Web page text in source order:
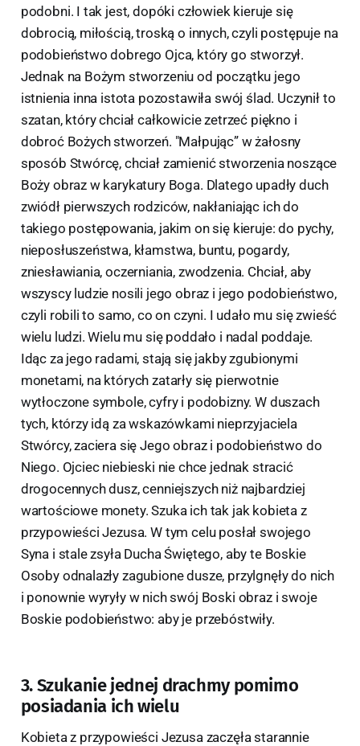
podobni. I tak jest, dopóki człowiek kieruje się
dobrocią, miłością, troską o innych, czyli postępuje na
podobieństwo dobrego Ojca, który go stworzył.
Jednak na Bożym stworzeniu od początku jego
istnienia inna istota pozostawiła swój ślad. Uczynił to
szatan, który chciał całkowicie zetrzeć piękno i
dobroć Bożych stworzeń. "Małpując” w żałosny
sposób Stwórcę, chciał zamienić stworzenia noszące
Boży obraz w karykatury Boga. Dlatego upadły duch
zwiódł pierwszych rodziców, nakłaniając ich do
takiego postępowania, jakim on się kieruje: do pychy,
nieposłuszeństwa, kłamstwa, buntu, pogardy,
zniesławiania, oczerniania, zwodzenia. Chciał, aby
wszyscy ludzie nosili jego obraz i jego podobieństwo,
czyli robili to samo, co on czyni. I udało mu się zwieść
wielu ludzi. Wielu mu się poddało i nadal poddaje.
Idąc za jego radami, stają się jakby zgubionymi
monetami, na których zatarły się pierwotnie
wytłoczone symbole, cyfry i podobizny. W duszach
tych, którzy idą za wskazówkami nieprzyjaciela
Stwórcy, zaciera się Jego obraz i podobieństwo do
Niego. Ojciec niebieski nie chce jednak stracić
drogocennych dusz, cenniejszych niż najbardziej
wartościowe monety. Szuka ich tak jak kobieta z
przypowieści Jezusa. W tym celu posłał swojego
Syna i stale zsyła Ducha Świętego, aby te Boskie
Osoby odnalazły zagubione dusze, przylgnęły do nich
i ponownie wyryły w nich swój Boski obraz i swoje
Boskie podobieństwo: aby je przebóstwiły.
3. Szukanie jednej drachmy pomimo
posiadania ich wielu
Kobieta z przypowieści Jezusa zaczęła starannie